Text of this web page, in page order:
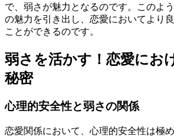
で、弱さが魅力となるのです。このよ
の魅力を引き出し、恋愛においてより
ことができるのです。
弱さを活かす！恋愛にお
秘密
心理的安全性と弱さの関係
恋愛関係において、心理的安全性は極